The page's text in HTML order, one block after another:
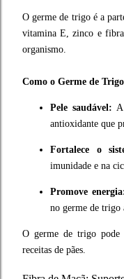
O germe de trigo é a
vitamina E, zinco e
organismo.
Como o Germe de
Pele saudável:
antioxidante que
Fortalece o
imunidade e na
Promove
no germe de trigo
O germe de trigo pode
receitas de pães.